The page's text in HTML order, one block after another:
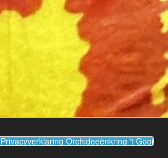
Privacyverklaring Orchideeënkring 't Gooi